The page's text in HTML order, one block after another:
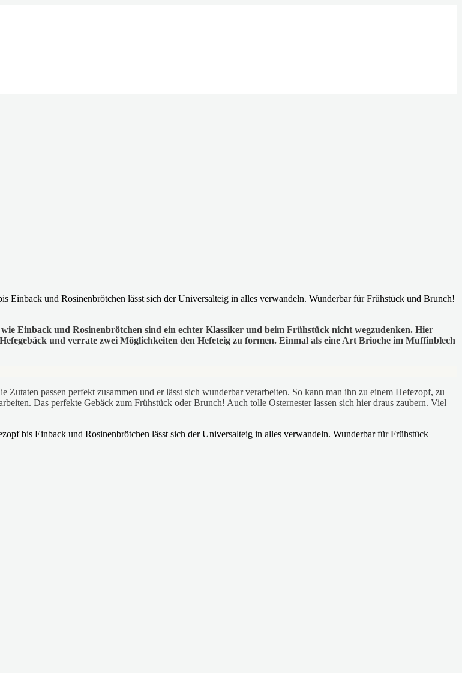
Einback und Rosinenbrötchen sind ein echter Klassiker und beim Frühstück nicht wegzudenken. Hier
und verrate zwei Möglichkeiten den Hefeteig zu formen. Einmal als eine Art Brioche im Muffinblech
passen perfekt zusammen und er lässt sich wunderbar verarbeiten. So kann man ihn zu einem Hefezopf, zu
Das perfekte Gebäck zum Frühstück oder Brunch! Auch tolle Osternester lassen sich hier draus zaubern. Viel